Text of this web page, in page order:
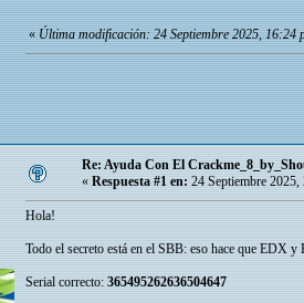
«Última modificación: 24 Septiembre 2025, 16:24
Re: Ayuda Con El
« Respuesta #1 en: 24 Septiembre
Hola!
Todo el secreto está en el SBB: eso hace que EDX
Serial correcto: 365495262636504647